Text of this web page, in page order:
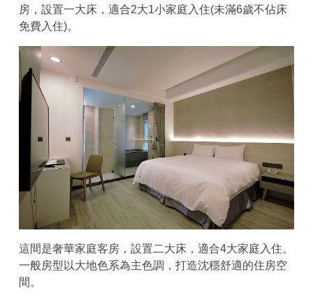
房，設置一大床，適合2大1小家庭入住(未滿6歲不佔床
免費入住)。
這間是奢華家庭客房，設置二大床，適合4大家庭入住。
一般房型以大地色系為主色調，打造沈穩舒適的住房空
間。